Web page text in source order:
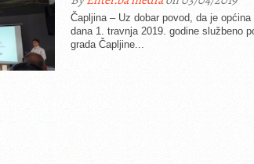
Čapljina – Uz dobar povod, da je
dana 1. travnja 2019. godine službeno
grada Čapljine...